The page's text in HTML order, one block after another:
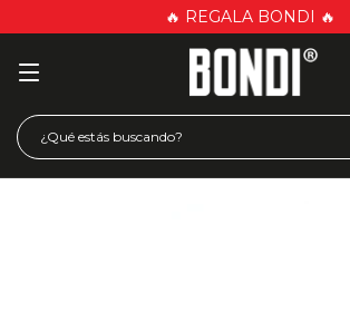
🔥 REGALA BONDI 🔥